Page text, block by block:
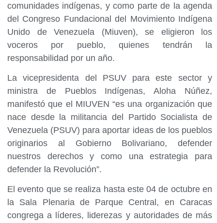
comunidades indígenas, y como parte de la agenda
del Congreso Fundacional del Movimiento Indígena
Unido de Venezuela (Miuven), se eligieron los
voceros por pueblo, quienes tendrán la
responsabilidad por un año.
La vicepresidenta del PSUV para este sector y
ministra de Pueblos Indígenas, Aloha Núñez,
manifestó que el MIUVEN “es una organización que
nace desde la militancia del Partido Socialista de
Venezuela (PSUV) para aportar ideas de los pueblos
originarios al Gobierno Bolivariano, defender
nuestros derechos y como una estrategia para
defender la Revolución”.
El evento que se realiza hasta este 04 de octubre en
la Sala Plenaria de Parque Central, en Caracas
congrega a líderes, liderezas y autoridades de más